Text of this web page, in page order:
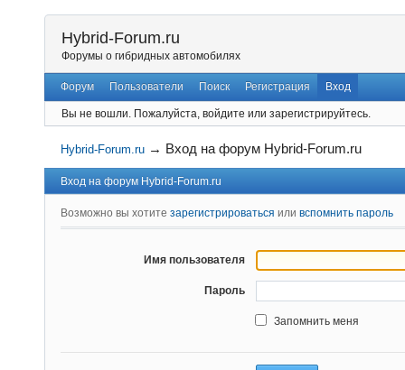
Hybrid-Forum.ru
Форумы о гибридных автомобилях
Форум Пользователи Поиск Регистрация Вход
Вы не вошли. Пожалуйста, войдите или зарегистрируйтесь.
Hybrid-Forum.ru → Вход на форум Hybrid-Forum.ru
Вход на форум Hybrid-Forum.ru
Возможно вы хотите зарегистрироваться или вспомнить пароль
Имя пользователя
Пароль
Запомнить меня